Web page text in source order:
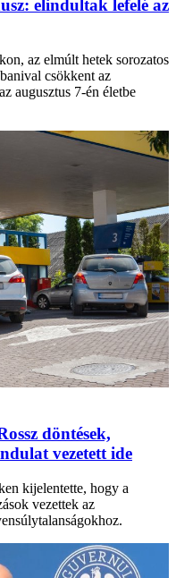
elindultak lefelé az
az elmúlt hetek sorozatos
csökkent az
augusztus 7-én életbe
döntések,
vezetett ide
kijelentette, hogy a
vezettek az